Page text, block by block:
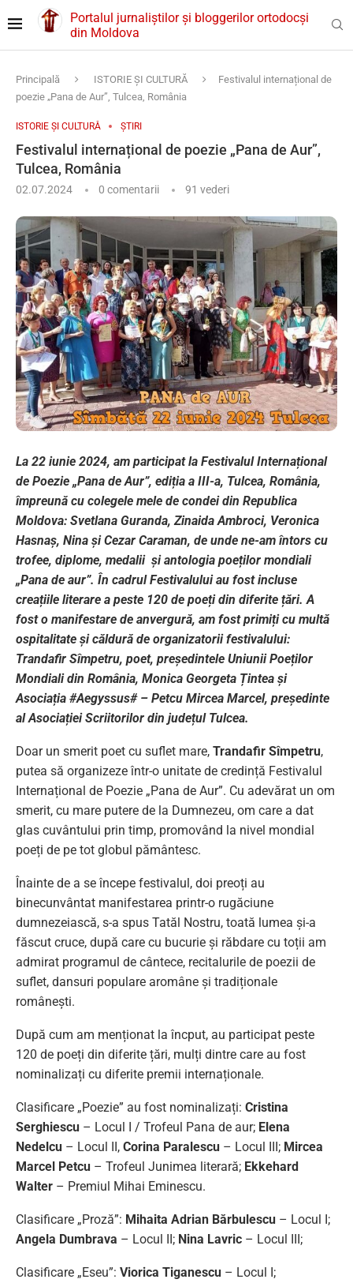
Portalul jurnaliștilor și bloggerilor ortodocși
din Moldova
Principală ISTORIE ȘI CULTURĂ
Festivalul internațional de
poezie „Pana de Aur”, Tulcea, România
ISTORIE ȘI CULTURĂ ȘTIRI
Festivalul internațional de poezie „Pana de Aur”,
Tulcea, România
02.07.2024 0 comentarii 91 vederi
La 22 iunie 2024, am participat la Festivalul Internațional
de Poezie „Pana de Aur”, ediția a III-a, Tulcea, România,
împreună cu colegele mele de condei din Republica
Moldova: Svetlana Guranda, Zinaida Ambroci, Veronica
Hasnaș, Nina și Cezar Caraman, de unde ne-am întors cu
trofee, diplome, medalii și antologia poeților mondiali
„Pana de aur”. În cadrul Festivalului au fost incluse
creațiile literare a peste 120 de poeți din diferite țări. A
fost o manifestare de anvergură, am fost primiți cu multă
ospitalitate și căldură de organizatorii festivalului:
Trandafir Sîmpetru, poet, președintele Uniunii Poeților
Mondiali din România, Monica Georgeta Țintea și
Asociația #Aegyssus# – Petcu Mircea Marcel, președinte
al Asociației Scriitorilor din județul Tulcea.
Doar un smerit poet cu suflet mare, Trandafir Sîmpetru,
putea să organizeze într-o unitate de credință Festivalul
Internațional de Poezie „Pana de Aur”. Cu adevărat un om
smerit, cu mare putere de la Dumnezeu, om care a dat
glas cuvântului prin timp, promovând la nivel mondial
poeți de pe tot globul pământesc.
Înainte de a se începe festivalul, doi preoți au
binecunvântat manifestarea printr-o rugăciune
dumnezeiască, s-a spus Tatăl Nostru, toată lumea și-a
făscut cruce, după care cu bucurie și răbdare cu toții am
admirat programul de cântece, recitalurile de poezii de
suflet, dansuri populare aromâne și tradiționale
românești.
După cum am menționat la încput, au participat peste
120 de poeți din diferite țări, mulți dintre care au fost
nominalizați cu diferite premii internaționale.
Clasificare „Poezie” au fost nominalizați: Cristina
Serghiescu – Locul I / Trofeul Pana de aur; Elena
Nedelcu – Locul II, Corina Paralescu – Locul III; Mircea
Marcel Petcu – Trofeul Junimea literară; Ekkehard
Walter – Premiul Mihai Eminescu.
Clasificare „Proză”: Mihaita Adrian Bărbulescu – Locul I;
Angela Dumbrava – Locul II; Nina Lavric – Locul III;
Clasificare „Eseu”: Viorica Tiganescu – Locul I;